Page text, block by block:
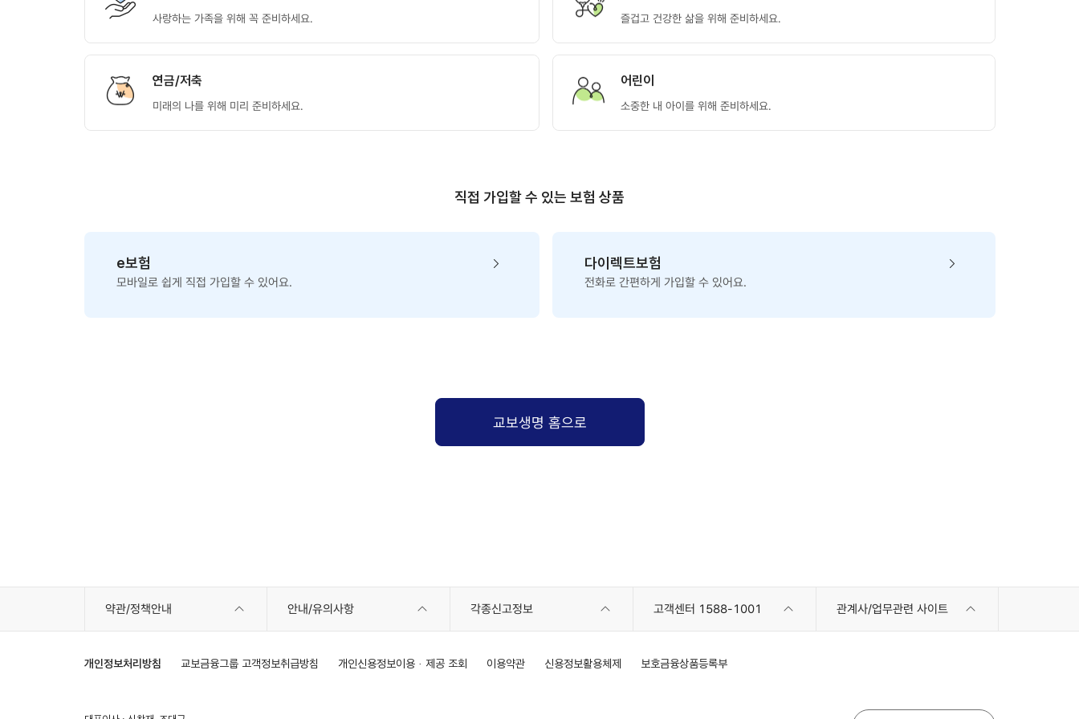
사랑하는 가족을 위해 꼭 준비하세요. 즐겁고 건강한 삶을 위해 준비하세요.
연금/저축
미래의 나를 위해 미리 준비하세요.
어린이
소중한 내 아이를 위해 준비하세요.
직접 가입할 수 있는 보험 상품
e보험
모바일로 쉽게 직접 가입할 수 있어요.
다이렉트보험
전화로 간편하게 가입할 수 있어요.
교보생명 홈으로
약관/정책안내 안내/유의사항 각종신고정보 고객센터 1588-1001 관계사/업무관련 사이트
개인정보처리방침 교보금융그룹 고객정보취급방침 개인신용정보이용 · 제공 조회 이용약관 신용정보활용체제 보호금융상품등록부